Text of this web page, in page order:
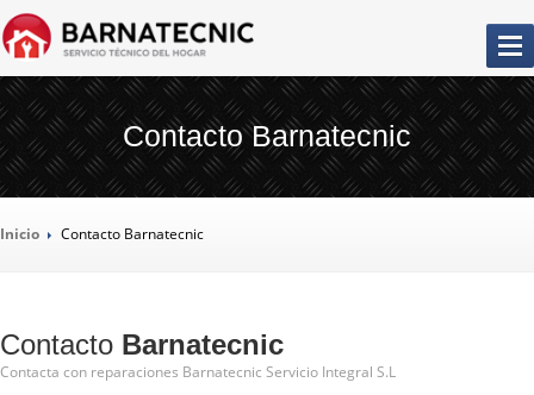
SERVICIO TÉCNICO BARCELONA
LAEMPRESA
REPARACIÓN CALDERAS
REPARACIÓNCALENTADORES
Contacto Barnatecnic
Inicio Contacto Barnatecnic
Contacto Barnatecnic
Contacta con reparaciones Barnatecnic Servicio Integral S.L